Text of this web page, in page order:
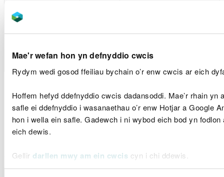
Mae'r wefan hon yn defnyddio cwcis
Rydym wedi gosod ffeiliau bychain o’r enw cwcis ar eich
Hoffem hefyd ddefnyddio cwcis dadansoddi. Mae’r rhain
safle ei ddefnyddio i wasanaethau o’r enw Hotjar a Google
hon i wella ein safle. Gadewch i ni wybod eich bod yn
eich dewis.
Gellir darllen mwy am ein cwcis cyn i chi ddewis.
unigolyn hŷn
(65+)
Gofalwr eilaidd 91
16.0%
gofalu lluosog
7.9%
Cyfanswm
568 100%
Dadansoddiad o
hunaniaeth genedlaethol
January 2021